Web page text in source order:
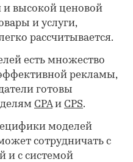
и высокой ценовой
и услуги,
рассчитывается.
есть множество
рекламы,
готовы
CPAи CPS.
моделей
сотрудничать с
и с системой